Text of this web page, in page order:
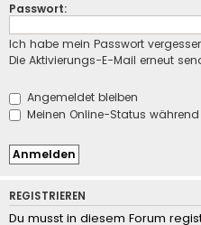
Passwort:
Ich habe mein Passwort
Die Aktivierungs-E-Mail erneut
Angemeldet bleiben
Meinen Online-Status
REGISTRIEREN
Du musst in diesem Forum